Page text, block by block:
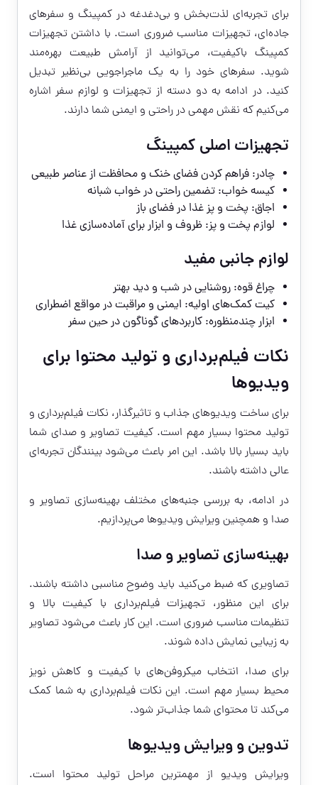
برای تجربه‌ای لذت‌بخش و بی‌دغدغه در کمپینگ و سفرهای
جاده‌ای، تجهیزات مناسب ضروری است. با داشتن تجهیزات
کمپینگ باکیفیت، می‌توانید از آرامش طبیعت بهره‌مند
شوید. سفرهای خود را به یک ماجراجویی بی‌نظیر تبدیل
کنید. در ادامه به دو دسته از تجهیزات و لوازم سفر اشاره
می‌کنیم که نقش مهمی در راحتی و ایمنی شما دارند.
تجهیزات اصلی کمپینگ
چادر: فراهم کردن فضای خنک و محافظت از عناصر طبیعی
کیسه خواب: تضمین راحتی در خواب شبانه
اجاق: پخت و پز غذا در فضای باز
لوازم پخت و پز: ظروف و ابزار برای آماده‌سازی غذا
لوازم جانبی مفید
چراغ قوه: روشنایی در شب و دید بهتر
کیت کمک‌های اولیه: ایمنی و مراقبت در مواقع اضطراری
ابزار چندمنظوره: کاربردهای گوناگون در حین سفر
نکات فیلم‌برداری و تولید محتوا برای
ویدیوها
برای ساخت ویدیوهای جذاب و تاثیرگذار، نکات فیلم‌برداری و
تولید محتوا بسیار مهم است. کیفیت تصاویر و صدای شما
باید بسیار بالا باشد. این امر باعث می‌شود بینندگان تجربه‌ای
عالی داشته باشند.
در ادامه، به بررسی جنبه‌های مختلف بهینه‌سازی تصاویر و
صدا و همچنین ویرایش ویدیوها می‌پردازیم.
بهینه‌سازی تصاویر و صدا
تصاویری که ضبط می‌کنید باید وضوح مناسبی داشته باشند.
برای این منظور، تجهیزات فیلم‌برداری با کیفیت بالا و
تنظیمات مناسب ضروری است. این کار باعث می‌شود تصاویر
به زیبایی نمایش داده شوند.
برای صدا، انتخاب میکروفن‌های با کیفیت و کاهش نویز
محیط بسیار مهم است. این نکات فیلم‌برداری به شما کمک
می‌کند تا محتوای شما جذاب‌تر شود.
تدوین و ویرایش ویدیوها
ویرایش ویدیو از مهمترین مراحل تولید محتوا است.